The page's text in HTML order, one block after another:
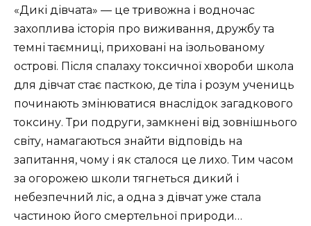
«Дикі дівчата» — це тривожна і водночас
захоплива історія про виживання, дружбу та
темні таємниці, приховані на ізольованому
острові. Після спалаху токсичної хвороби школа
для дівчат стає пасткою, де тіла і розум учениць
починають змінюватися внаслідок загадкового
токсину. Три подруги, замкнені від зовнішнього
світу, намагаються знайти відповідь на
запитання, чому і як сталося це лихо. Тим часом
за огорожею школи тягнеться дикий і
небезпечний ліс, а одна з дівчат уже стала
частиною його смертельної природи…